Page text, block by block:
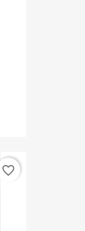
favorite_border